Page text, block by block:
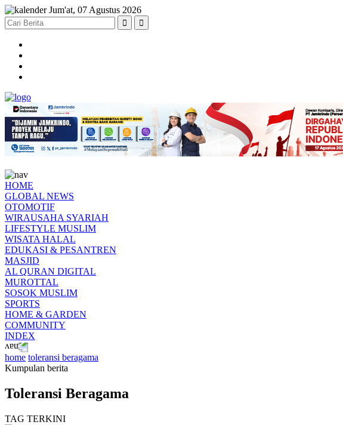
Jum'at, 07 Agustus 2026
HOME
GLOBAL NEWS
OTOMOTIF
WIRAUSAHA SYARIAH
LIFESTYLE MUSLIM
WISATA HALAL
EDUKASI & PESANTREN
MASJID
AL QURAN DIGITAL
MUROTTAL
SOSOK MUSLIM
SPORTS
HOME & GARDEN
COMMUNITY
INDEX
home toleransi beragama
Kumpulan berita
Toleransi Beragama
TAG TERKINI